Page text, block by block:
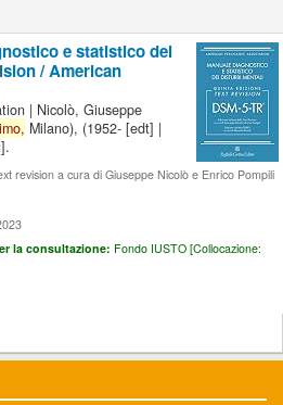
e statistico dei
/American
| Nicolò, Giuseppe
Milano), (1952- [edt] |
.
revision a cura di Giuseppe Nicolò e Enrico Pompili
la consultazione: Fondo IUSTO [Collocazione: